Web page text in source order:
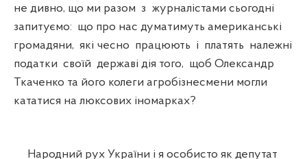
не дивно, що ми разом з журналістами сьогодні
запитуємо: що про нас думатимуть американські
громадяни, які чесно працюють і платять належні
податки своїй державі дія того, щоб Олександр
Ткаченко та його колеги агробізнесмени могли
кататися на люксових іномарках?
Народний рух України і я особисто як депутат